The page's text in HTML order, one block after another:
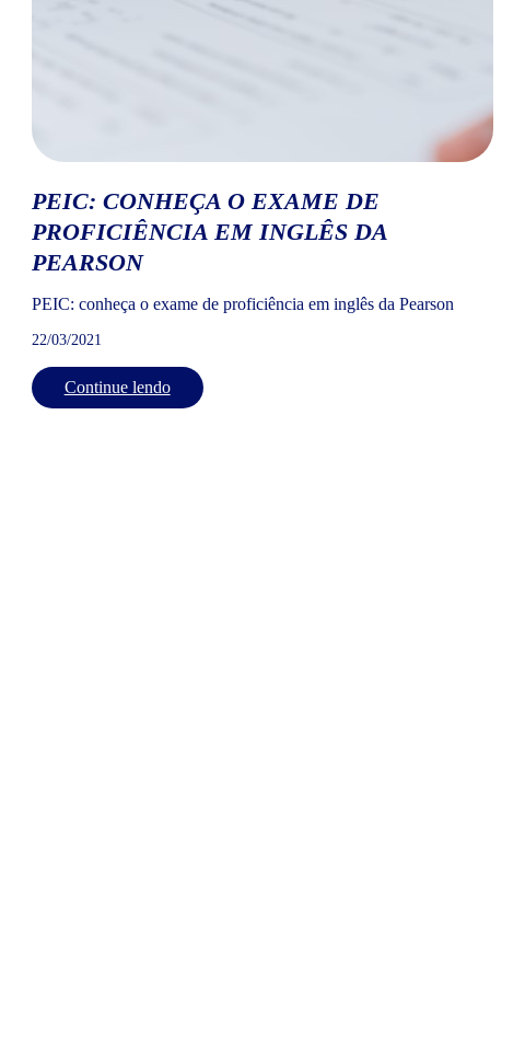
PEIC: CONHEÇA O EXAME DE
PROFICIÊNCIA EM INGLÊS DA
PEARSON
PEIC: conheça o exame de proficiência em inglês da Pearson
22/03/2021
Continue lendo